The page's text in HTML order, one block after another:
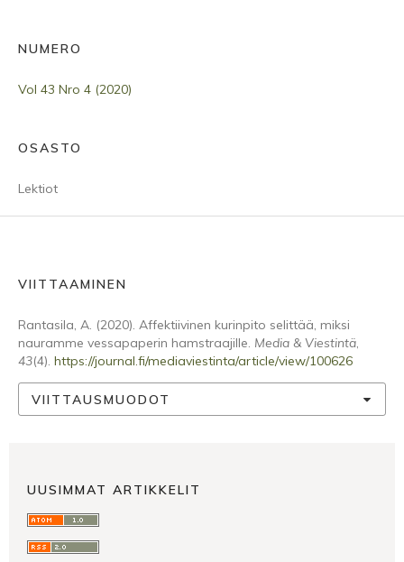
NUMERO
Vol 43 Nro 4 (2020)
OSASTO
Lektiot
VIITTAAMINEN
Rantasila, A. (2020). Affektiivinen kurinpito selittää, miksi
nauramme vessapaperin hamstraajille. Media & Viestintä,
43(4). https://journal.fi/mediaviestinta/article/view/100626
VIITTAUSMUODOT
UUSIMMAT ARTIKKELIT